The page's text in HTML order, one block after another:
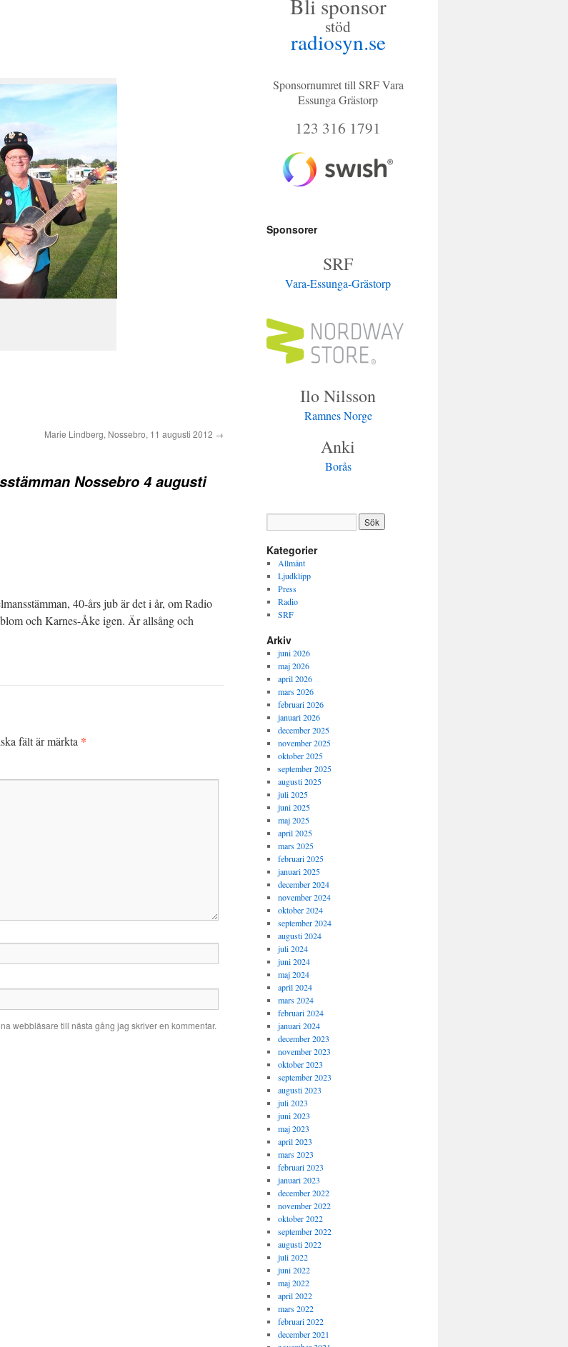
Marie Lindberg, Nossebro, 11 augusti 2012 →
Nossebro 4 augusti
40-års jub är det i år, om Radio
och Karnes-Åke igen. Är allsång och
fält är märkta *
webbläsare till nästa gång jag skriver en kommentar.
bo
ok
Bli sponsor
stöd
radiosyn.se
Sponsornumret till SRF Vara
Essunga Grästorp
123 316 1791
Sponsorer
SRF
Vara-Essunga-Grästorp
Ilo Nilsson
Ramnes Norge
Anki
Borås
Kategorier
Allmänt
Ljudklipp
Press
Radio
SRF
Arkiv
juni 2026
maj 2026
april 2026
mars 2026
februari 2026
januari 2026
december 2025
november 2025
oktober 2025
september 2025
augusti 2025
juli 2025
juni 2025
maj 2025
april 2025
mars 2025
februari 2025
januari 2025
december 2024
november 2024
oktober 2024
september 2024
augusti 2024
juli 2024
juni 2024
maj 2024
april 2024
mars 2024
februari 2024
januari 2024
december 2023
november 2023
oktober 2023
september 2023
augusti 2023
juli 2023
juni 2023
maj 2023
april 2023
mars 2023
februari 2023
januari 2023
december 2022
november 2022
oktober 2022
september 2022
augusti 2022
juli 2022
juni 2022
maj 2022
april 2022
mars 2022
februari 2022
december 2021